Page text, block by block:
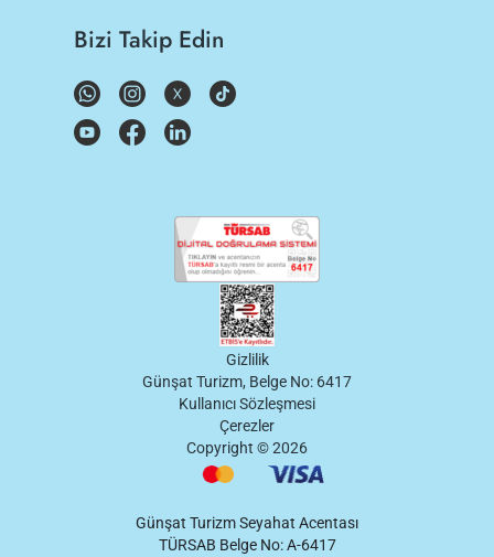
Bizi Takip Edin
Gizlilik
Günşat Turizm, Belge No: 6417
Kullanıcı Sözleşmesi
Çerezler
Copyright ©2026
Günşat Turizm Seyahat Acentası
TÜRSAB Belge No: A-6417